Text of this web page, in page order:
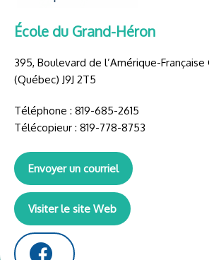
École du Grand-Héron
395, Boulevard de l’Amérique-Française
(Québec) J9J 2T5
Téléphone : 819-685-2615
Télécopieur : 819-778-8753
Envoyer un courriel
Visiter le site Web